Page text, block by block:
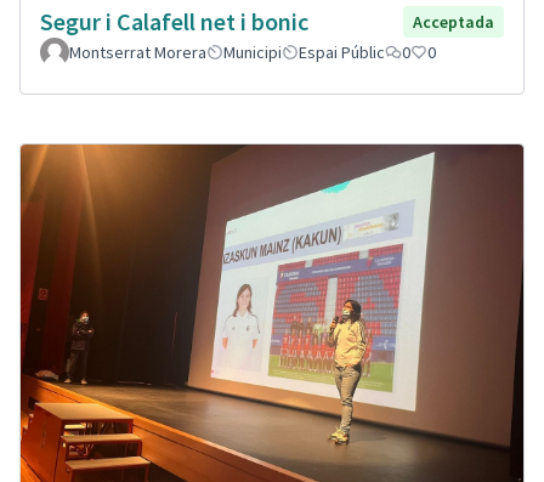
Segur i Calafell net i bonic
Acceptada
Montserrat Morera
Municipi Espai Públic 0 0